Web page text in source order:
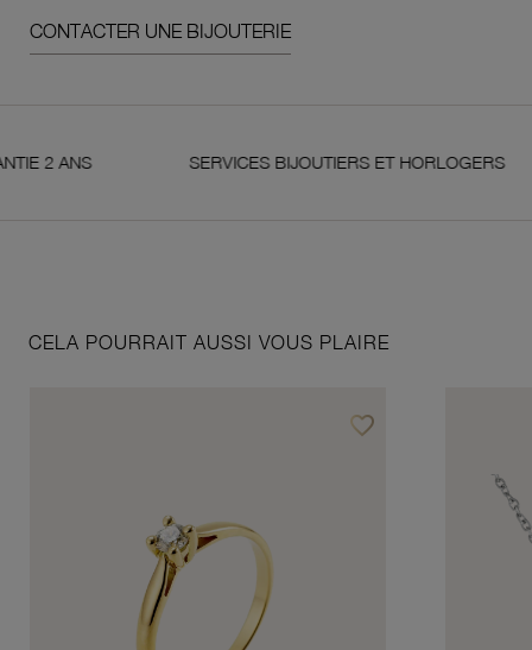
CONTACTER UNE BIJOUTERIE
SERVICES BIJOUTIERS ET HORLOGERS
CELA POURRAIT AUSSI VOUS PLAIRE
favorite_borderAjouter à vos favoris